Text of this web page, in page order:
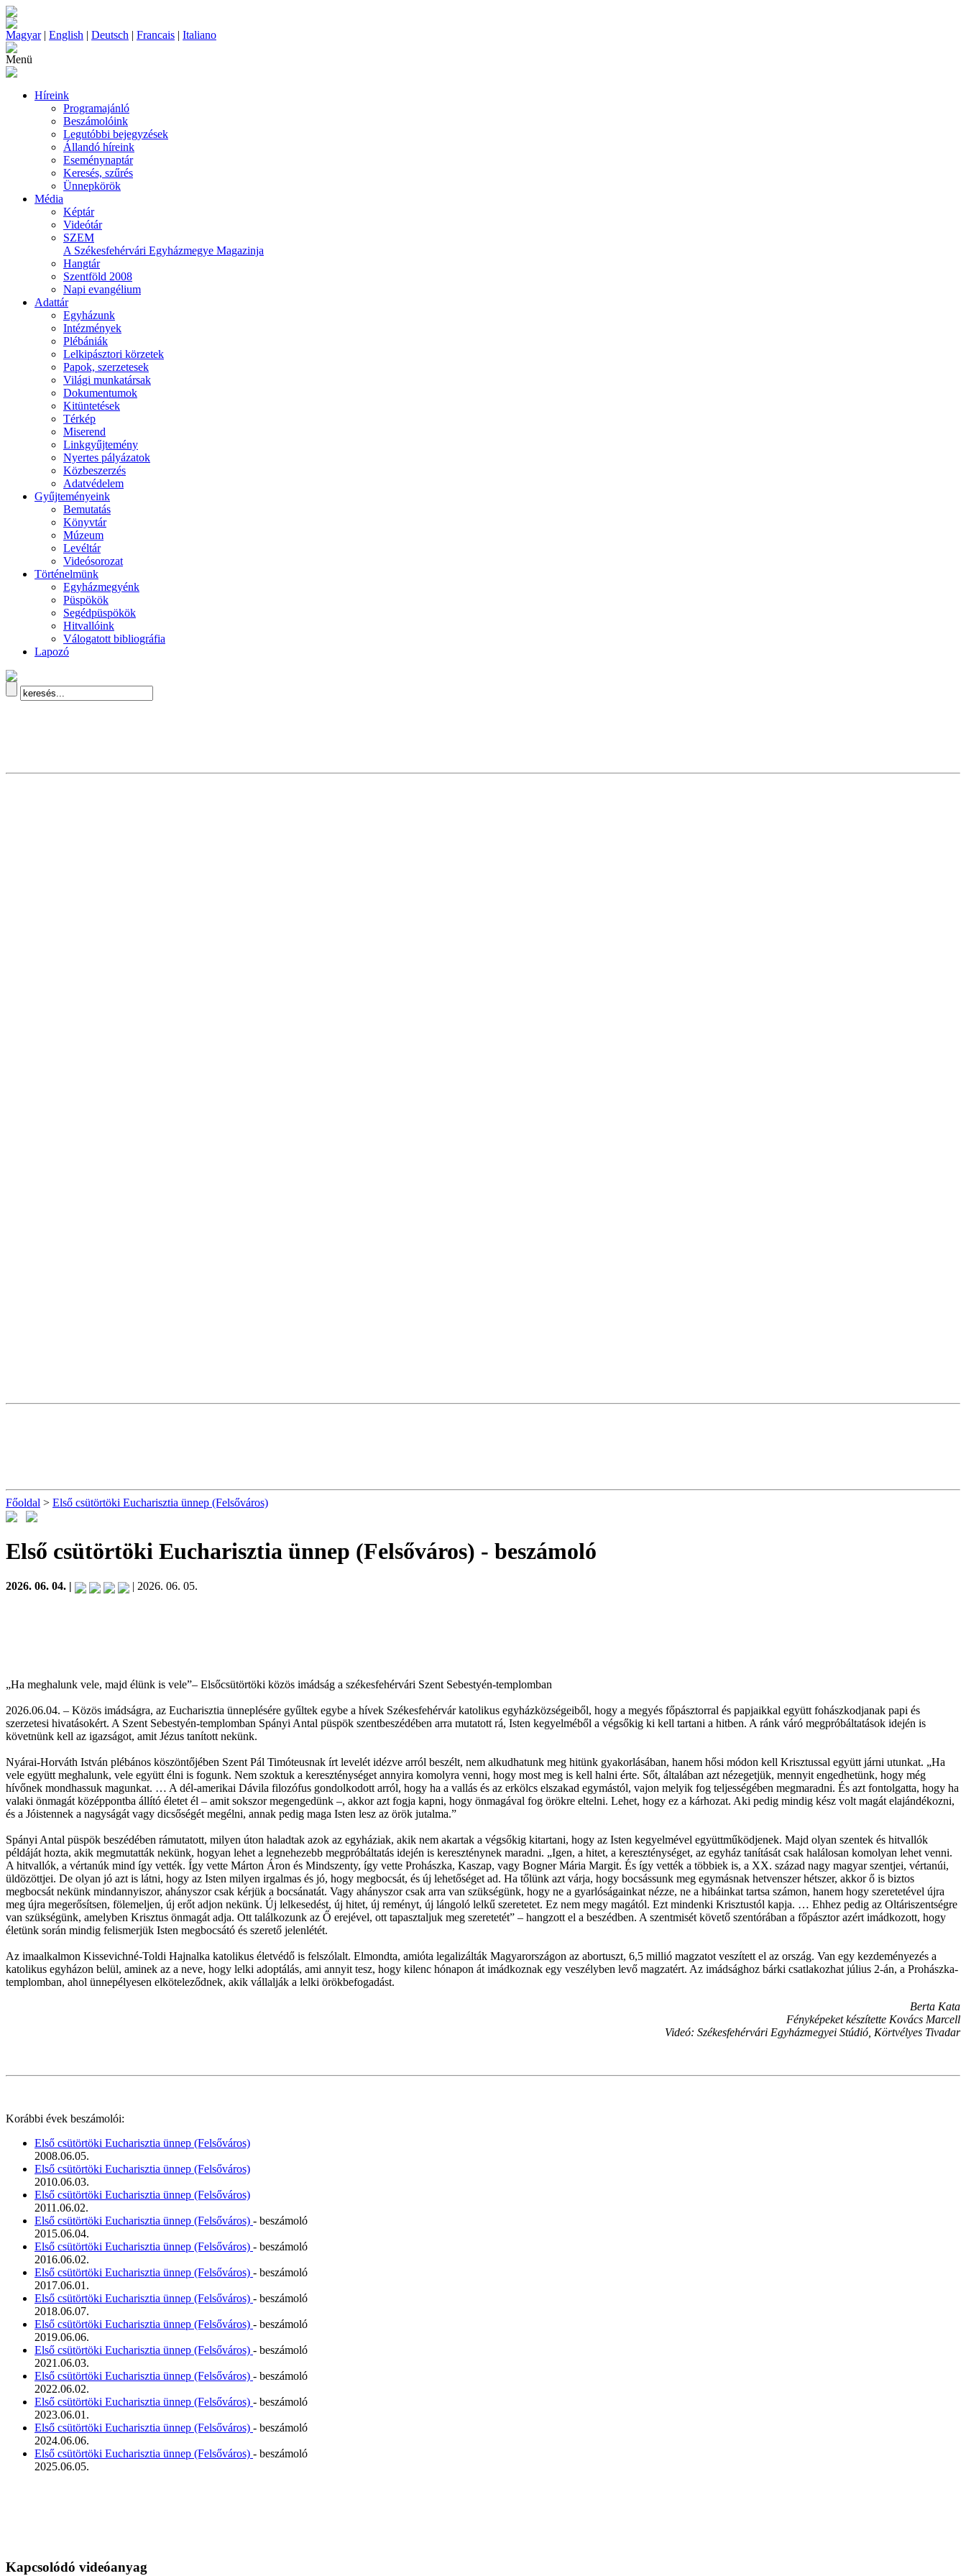
Magyar| English | Deutsch | Francais | Italiano
Menü
Híreink
Programajánló
Beszámolóink
Legutóbbi bejegyzések
Állandó híreink
Eseménynaptár
Keresés, szűrés
Ünnepkörök
Média
Képtár
Videótár
SZEM
A Székesfehérvári Egyházmegye Magazinja
Hangtár
Szentföld 2008
Napi evangélium
Adattár
Egyházunk
Intézmények
Plébániák
Lelkipásztori körzetek
Papok, szerzetesek
Világi munkatársak
Dokumentumok
Kitüntetések
Térkép
Miserend
Linkgyűjtemény
Nyertes pályázatok
Közbeszerzés
Adatvédelem
Gyűjteményeink
Bemutatás
Könyvtár
Múzeum
Levéltár
Videósorozat
Történelmünk
Egyházmegyénk
Püspökök
Segédpüspökök
Hitvallóink
Válogatott bibliográfia
Lapozó
Főoldal > Első csütörtöki Eucharisztia ünnep (Felsőváros)
Első csütörtöki Eucharisztia ünnep (Felsőváros) - beszámoló
2026. 06. 04. | | 2026. 06. 05.
„Ha meghalunk vele, majd élünk is vele”– Elsőcsütörtöki közös imádság a székesfehérvári Szent Sebestyén-templomban
2026.06.04. – Közös imádságra, az Eucharisztia ünneplésére gyűltek egybe a hívek Székesfehérvár katolikus egyházközségeiből, hogy a megyés főpásztorral és papjaikkal együtt fohászkodjanak papi és
szerzetesi hivatásokért. A Szent Sebestyén-templomban Spányi Antal püspök szentbeszédében arra mutatott rá, Isten kegyelméből a végsőkig ki kell tartani a hitben. A ránk váró megpróbáltatások idején is
követnünk kell az igazságot, amit Jézus tanított nekünk.
Nyárai-Horváth István plébános köszöntőjében Szent Pál Timóteusnak írt levelét idézve arról beszélt, nem alkudhatunk meg hitünk gyakorlásában, hanem hősi módon kell Krisztussal együtt járni utunkat. „Ha
vele együtt meghalunk, vele együtt élni is fogunk. Nem szoktuk a kereszténységet annyira komolyra venni, hogy most meg is kell halni érte. Sőt, általában azt nézegetjük, mennyit engedhetünk, hogy még
hívőnek mondhassuk magunkat. … A dél-amerikai Dávila filozófus gondolkodott arról, hogy ha a vallás és az erkölcs elszakad egymástól, vajon melyik fog teljességében megmaradni. És azt fontolgatta, hogy ha
valaki önmagát középpontba állító életet él – amit sokszor megengedünk –, akkor azt fogja kapni, hogy önmagával fog örökre eltelni. Lehet, hogy ez a kárhozat. Aki pedig mindig kész volt magát elajándékozni,
és a Jóistennek a nagyságát vagy dicsőségét megélni, annak pedig maga Isten lesz az örök jutalma.”
Spányi Antal püspök beszédében rámutatott, milyen úton haladtak azok az egyháziak, akik nem akartak a végsőkig kitartani, hogy az Isten kegyelmével együttműködjenek. Majd olyan szentek és hitvallók
példáját hozta, akik megmutatták nekünk, hogyan lehet a legnehezebb megpróbáltatás idején is kereszténynek maradni. „Igen, a hitet, a kereszténységet, az egyház tanítását csak halálosan komolyan lehet venni.
A hitvallók, a vértanúk mind így vették. Így vette Márton Áron és Mindszenty, így vette Prohászka, Kaszap, vagy Bogner Mária Margit. És így vették a többiek is, a XX. század nagy magyar szentjei, vértanúi,
üldözöttjei. De olyan jó azt is látni, hogy az Isten milyen irgalmas és jó, hogy megbocsát, és új lehetőséget ad. Ha tőlünk azt várja, hogy bocsássunk meg egymásnak hetvenszer hétszer, akkor ő is biztos
megbocsát nekünk mindannyiszor, ahányszor csak kérjük a bocsánatát. Vagy ahányszor csak arra van szükségünk, hogy ne a gyarlóságainkat nézze, ne a hibáinkat tartsa számon, hanem hogy szeretetével újra
meg újra megerősítsen, fölemeljen, új erőt adjon nekünk. Új lelkesedést, új hitet, új reményt, új lángoló lelkű szeretetet. Ez nem megy magától. Ezt mindenki Krisztustól kapja. … Ehhez pedig az Oltáriszentségre
van szükségünk, amelyben Krisztus önmagát adja. Ott találkozunk az Ő erejével, ott tapasztaljuk meg szeretetét” – hangzott el a beszédben. A szentmisét követő szentórában a főpásztor azért imádkozott, hogy
életünk során mindig felismerjük Isten megbocsátó és szerető jelenlétét.
Az imaalkalmon Kissevichné-Toldi Hajnalka katolikus életvédő is felszólalt. Elmondta, amióta legalizálták Magyarországon az abortuszt, 6,5 millió magzatot veszített el az ország. Van egy kezdeményezés a
katolikus egyházon belül, aminek az a neve, hogy lelki adoptálás, ami annyit tesz, hogy kilenc hónapon át imádkoznak egy veszélyben levő magzatért. Az imádsághoz bárki csatlakozhat július 2-án, a Prohászka-
templomban, ahol ünnepélyesen elköteleződnek, akik vállalják a lelki örökbefogadást.
Berta Kata
Fényképeket készítette Kovács Marcell
Videó: Székesfehérvári Egyházmegyei Stúdió, Körtvélyes Tivadar
Korábbi évek beszámolói:
Első csütörtöki Eucharisztia ünnep (Felsőváros)
2008.06.05.
Első csütörtöki Eucharisztia ünnep (Felsőváros)
2010.06.03.
Első csütörtöki Eucharisztia ünnep (Felsőváros)
2011.06.02.
Első csütörtöki Eucharisztia ünnep (Felsőváros) - beszámoló
2015.06.04.
Első csütörtöki Eucharisztia ünnep (Felsőváros) - beszámoló
2016.06.02.
Első csütörtöki Eucharisztia ünnep (Felsőváros) - beszámoló
2017.06.01.
Első csütörtöki Eucharisztia ünnep (Felsőváros) - beszámoló
2018.06.07.
Első csütörtöki Eucharisztia ünnep (Felsőváros) - beszámoló
2019.06.06.
Első csütörtöki Eucharisztia ünnep (Felsőváros) - beszámoló
2021.06.03.
Első csütörtöki Eucharisztia ünnep (Felsőváros) - beszámoló
2022.06.02.
Első csütörtöki Eucharisztia ünnep (Felsőváros) - beszámoló
2023.06.01.
Első csütörtöki Eucharisztia ünnep (Felsőváros) - beszámoló
2024.06.06.
Első csütörtöki Eucharisztia ünnep (Felsőváros) - beszámoló
2025.06.05.
Kapcsolódó videóanyag